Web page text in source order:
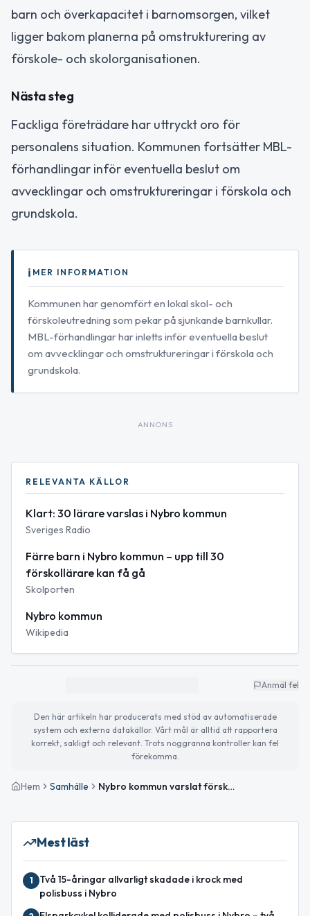
barn och överkapacitet i barnomsorgen, vilket
ligger bakom planerna på omstrukturering av
förskole- och skolorganisationen.
Nästa steg
Fackliga företrädare har uttryckt oro för
personalens situation. Kommunen fortsätter MBL-
förhandlingar inför eventuella beslut om
avvecklingar och omstruktureringar i förskola och
grundskola.
MER INFORMATION
Kommunen har genomfört en lokal skol- och
förskoleutredning som pekar på sjunkande barnkullar.
MBL-förhandlingar har inletts inför eventuella beslut
om avvecklingar och omstruktureringar i förskola och
grundskola.
ANNONS
RELEVANTA KÄLLOR
Klart: 30 lärare varslas i Nybro kommun
Sveriges Radio
Färre barn i Nybro kommun – upp till 30
förskollärare kan få gå
Skolporten
Nybro kommun
Wikipedia
Anmäl fel
Den här artikeln har producerats med stöd av automatiserade
system och externa datakällor. Vårt mål är alltid att rapportera
korrekt, sakligt och relevant. Trots noggranna kontroller kan fel
förekomma.
Hem Samhälle Nybro kommun varslat förskollärare
Mest läst
1
Två 15-åringar allvarligt skadade i krock med
polisbuss i Nybro